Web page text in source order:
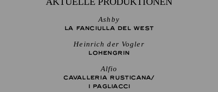
Ashby
LA FANCIULLA DEL WEST
Heinrich der Vogler
LOHENGRIN
Alfio
CAVALLERIA RUSTICANA/
I PAGLIACCI